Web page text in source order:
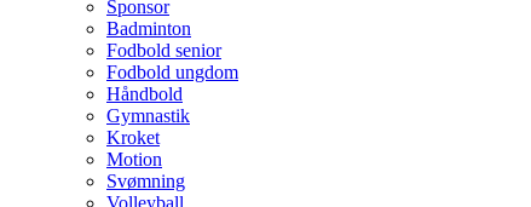
Sponsor
Badminton
Fodbold senior
Fodbold ungdom
Håndbold
Gymnastik
Kroket
Motion
Svømning
Volleyball